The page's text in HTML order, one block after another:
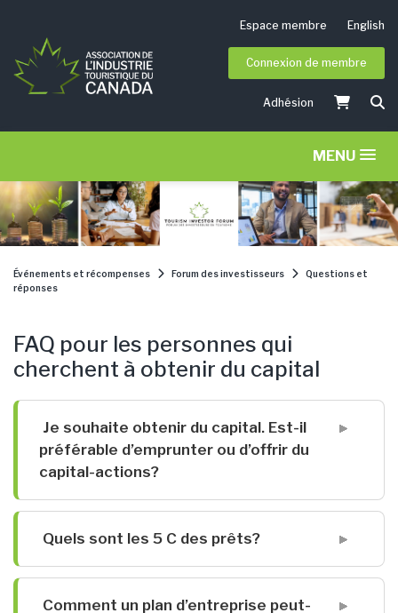
Espace membre English
Connexion de membre
Adhésion
MENU
Événements et récompenses Forum des investisseurs
Questions et
réponses
FAQ pour les personnes qui
cherchent à obtenir du capital
Je souhaite obtenir du capital. Est-il
préférable d’emprunter ou d’offrir du
capital-actions?
Quels sont les 5 C des prêts?
Comment un plan d’entreprise peut-